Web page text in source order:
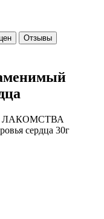
Отзывы
ЛАКОМСТВА
сердца 30г